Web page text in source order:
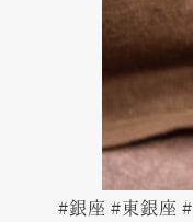
#銀座 #東銀座